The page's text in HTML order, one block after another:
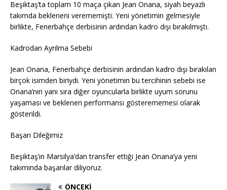
Beşiktaş’ta toplam 10 maça çıkan Jean Onana, siyah beyazlı
takımda bekleneni verememişti. Yeni yönetimin gelmesiyle
birlikte, Fenerbahçe derbisinin ardından kadro dışı bırakılmıştı.
Kadrodan Ayrılma Sebebi
Jean Onana, Fenerbahçe derbisinin ardından kadro dışı bırakılan
birçok isimden biriydi. Yeni yönetimin bu tercihinin sebebi ise
Onana’nın yanı sıra diğer oyuncularla birlikte uyum sorunu
yaşaması ve beklenen performansı gösterememesi olarak
gösterildi.
Başarı Dileğimiz
Beşiktaş’ın Marsilya’dan transfer ettiği Jean Onana’ya yeni
takımında başarılar diliyoruz.
ÖNCEKI